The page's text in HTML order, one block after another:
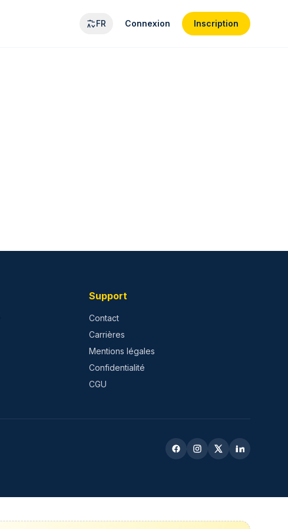
FR Connexion Inscription
Support
Contact
Carrières
Mentions légales
Confidentialité
CGU